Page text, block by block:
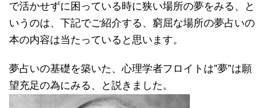
で活かせずに困っている時に狭い場所の夢をみる、と
いうのは、下記でご紹介する、窮屈な場所の夢占いの
本の内容は当たっていると思います。
夢占いの基礎を築いた、心理学者フロイトは”夢”は願
望充足の為にみる、と説きました。